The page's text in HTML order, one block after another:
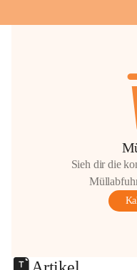
Sieh dir die